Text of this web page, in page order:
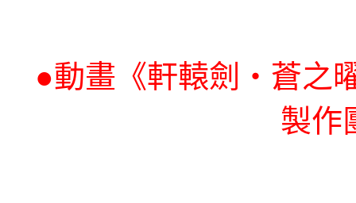
●動畫《軒轅劍‧蒼之
製作